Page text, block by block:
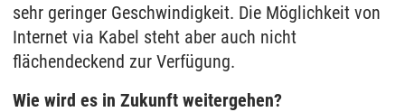
sehr geringer Geschwindigkeit. Die Möglichkeit von
Internet via Kabel steht aber auch nicht
flächendeckend zur Verfügung.
Wie wird es in Zukunft weitergehen?